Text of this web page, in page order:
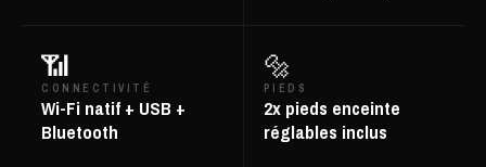
📶
CONNECTIVITÉ
Wi-Fi natif + USB +
Bluetooth
🔩
PIEDS
2x pieds enceinte
réglables inclus